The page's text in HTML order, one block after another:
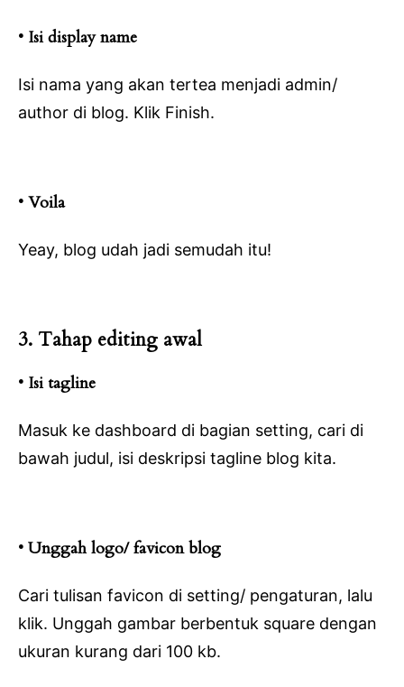
• Isi display name
Isi nama yang akan tertea menjadi admin/
author di blog. Klik Finish.
• Voila
Yeay, blog udah jadi semudah itu!
3. Tahap editing awal
• Isi tagline
Masuk ke dashboard di bagian setting, cari di
bawah judul, isi deskripsi tagline blog kita.
• Unggah logo/ favicon blog
Cari tulisan favicon di setting/ pengaturan, lalu
klik. Unggah gambar berbentuk square dengan
ukuran kurang dari 100 kb.